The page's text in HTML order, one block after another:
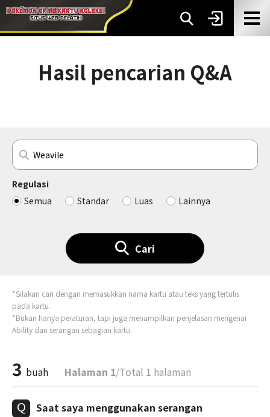
Hasil pencarian Q&A
Regulasi
Semua
Standar Luas Lainnya
Cari
*Silakan cari dengan memasukkan nama kartu atau teks yang tertulis
pada kartu.
*Bukan hanya peraturan, tapi juga menampilkan penjelasan mengenai
Ability dan serangan sebagian kartu.
3 buah Halaman 1/Total 1 halaman
Saat saya menggunakan serangan